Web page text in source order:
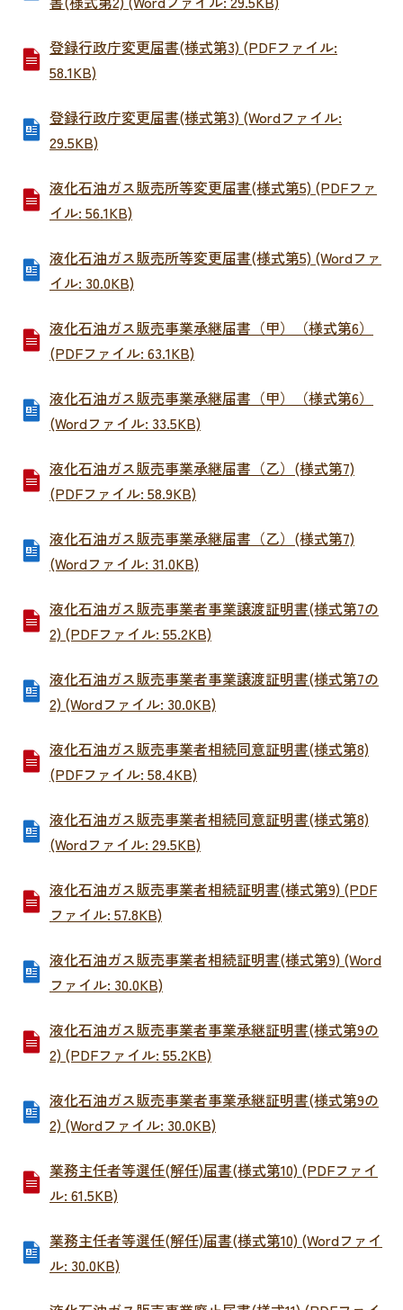
登録行政庁変更届書(様式第3) (PDFファイル:
58.1KB)
登録行政庁変更届書(様式第3) (Wordファイル:
29.5KB)
液化石油ガス販売所等変更届書(様式第5) (PDFファ
イル: 56.1KB)
液化石油ガス販売所等変更届書(様式第5) (Wordファ
イル: 30.0KB)
液化石油ガス販売事業承継届書（甲）（様式第6）
(PDFファイル: 63.1KB)
液化石油ガス販売事業承継届書（甲）（様式第6）
(Wordファイル: 33.5KB)
液化石油ガス販売事業承継届書（乙）(様式第7)
(PDFファイル: 58.9KB)
液化石油ガス販売事業承継届書（乙）(様式第7)
(Wordファイル: 31.0KB)
液化石油ガス販売事業者事業譲渡証明書(様式第7の
2) (PDFファイル: 55.2KB)
液化石油ガス販売事業者事業譲渡証明書(様式第7の
2) (Wordファイル: 30.0KB)
液化石油ガス販売事業者相続同意証明書(様式第8)
(PDFファイル: 58.4KB)
液化石油ガス販売事業者相続同意証明書(様式第8)
(Wordファイル: 29.5KB)
液化石油ガス販売事業者相続証明書(様式第9) (PDF
ファイル: 57.8KB)
液化石油ガス販売事業者相続証明書(様式第9) (Word
ファイル: 30.0KB)
液化石油ガス販売事業者事業承継証明書(様式第9の
2) (PDFファイル: 55.2KB)
液化石油ガス販売事業者事業承継証明書(様式第9の
2) (Wordファイル: 30.0KB)
業務主任者等選任(解任)届書(様式第10) (PDFファイ
ル: 61.5KB)
業務主任者等選任(解任)届書(様式第10) (Wordファイ
ル: 30.0KB)